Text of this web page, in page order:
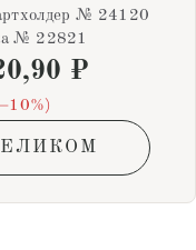
№ 24120
№ 22821
₽